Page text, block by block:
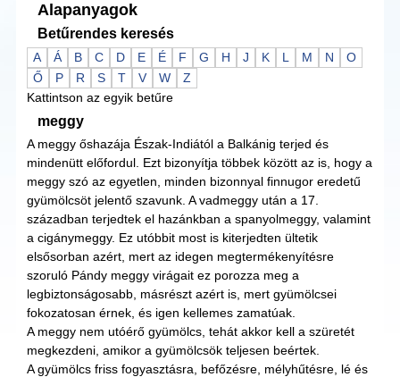
Alapanyagok
Betűrendes keresés
A Á B C D E É F G H J K L M N
O
Ő
P R S T V W
Z
Kattintson az egyik betűre
meggy
A meggy őshazája Észak-Indiától a Balkánig terjed és
mindenütt előfordul. Ezt bizonyítja többek között az is, hogy a
meggy szó az egyetlen, minden bizonnyal finnugor eredetű
gyümölcsöt jelentő szavunk. A vadmeggy után a 17.
században terjedtek el hazánkban a spanyolmeggy, valamint
a cigánymeggy. Ez utóbbit most is kiterjedten ültetik
elsősorban azért, mert az idegen megtermékenyítésre
szoruló Pándy meggy virágait ez porozza meg a
legbiztonságosabb, másrészt azért is, mert gyümölcsei
fokozatosan érnek, és igen kellemes zamatúak.
A meggy nem utóérő gyümölcs, tehát akkor kell a szüretét
megkezdeni, amikor a gyümölcsök teljesen beértek.
A gyümölcs friss fogyasztásra, befőzésre, mélyhűtésre, lé és